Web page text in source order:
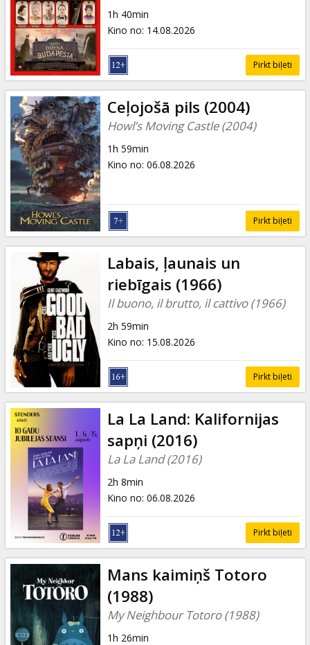
1h 40min
Kino no: 14.08.2026
Pirkt biļeti
Ceļojošā pils (2004)
Howl’s Moving Castle (2004)
1h 59min
Kino no: 06.08.2026
Pirkt biļeti
Labais, ļaunais un
riebīgais (1966)
Il buono, il brutto, il cattivo (1966)
2h 59min
Kino no: 15.08.2026
Pirkt biļeti
La La Land: Kalifornijas
sapņi (2016)
La La Land (2016)
2h 8min
Kino no: 06.08.2026
Pirkt biļeti
Mans kaimiņš Totoro
(1988)
My Neighbour Totoro (1988)
1h 26min